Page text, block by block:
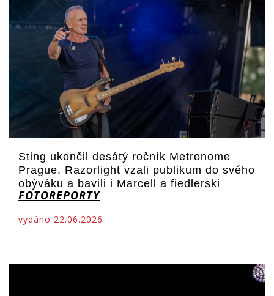
Sting ukončil desátý ročník Metronome
Prague. Razorlight vzali publikum do svého
obýváku a bavili i Marcell a fiedlerski
FOTOREPORTY
vydáno 22.06.2026